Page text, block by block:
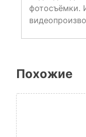
фотосъёмки.
Похожие